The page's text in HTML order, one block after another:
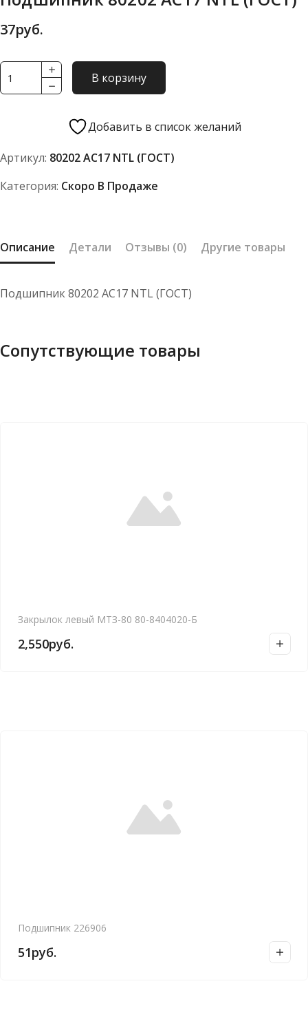
37руб.
Количество
товара
NTL
В корзину
Добавить в список желаний
Артикул: 80202 АС17 NTL (ГОСТ)
Категория: Скоро В Продаже
Описание Детали Отзывы (0) Другие товары
Подшипник 80202 АС17 NTL (ГОСТ)
Сопутствующие товары
Закрылок левый МТЗ-80 80-8404020-Б
2,550руб.
Подшипник 226906
51руб.